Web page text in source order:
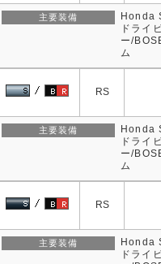
主要装備
Honda
ドライ
ー/
ム
RS
主要装備
Honda
ドライ
ー/
ム
RS
主要装備
Honda
ドライ